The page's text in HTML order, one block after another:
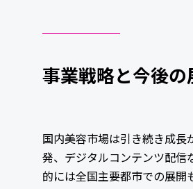
事業戦略と今後の
国内美容市場は引き続き成
発、デジタルコンテンツ配信
的には全国主要都市での展